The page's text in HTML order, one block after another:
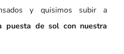
y quisimos subir a
puesta de sol con nuestra